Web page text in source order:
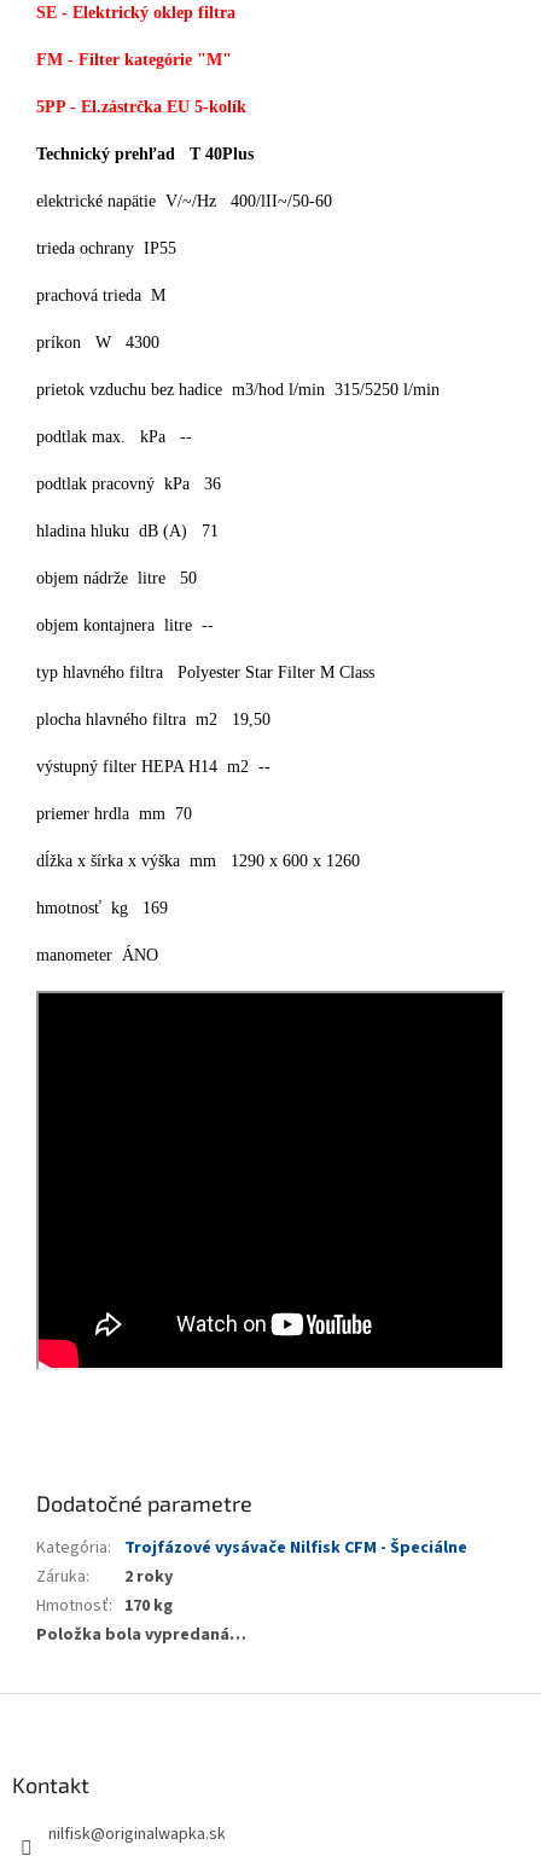
SE - Elektrický oklep filtra
FM - Filter kategórie "M"
5PP - El.zástrčka EU 5-kolík
Technický prehľad T 40Plus
elektrické napätie V/~/Hz 400/lII~/50-60
trieda ochrany IP55
prachová trieda M
príkon W 4300
prietok vzduchu bez hadice m3/hod l/min 315/5250 l/min
podtlak max. kPa --
podtlak pracovný kPa 36
hladina hluku dB (A) 71
objem nádrže litre 50
objem kontajnera litre --
typ hlavného filtra Polyester Star Filter M Class
plocha hlavného filtra m2 19,50
výstupný filter HEPA H14 m2 --
priemer hrdla mm 70
dĺžka x šírka x výška mm 1290 x 600 x 1260
hmotnosť kg 169
manometer ÁNO
Dodatočné parametre
Kategória:
Trojfázové vysávače Nilfisk CFM - Špeciálne
Záruka:
2 roky
Hmotnosť: 170 kg
Položka bola vypredaná…
Kontakt
nilfisk@originalwapka.sk